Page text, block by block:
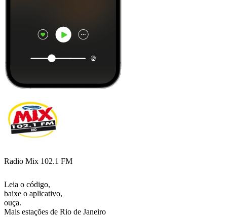
Radio Mix 102.1 FM
Leia o código,
baixe o aplicativo,
ouça.
Mais estações de Rio de Janeiro